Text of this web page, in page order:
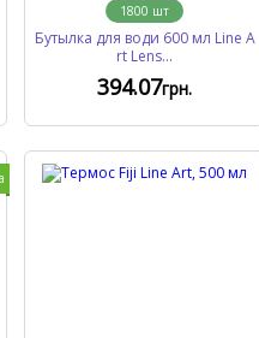
1800 шт
Бутылка для води 600 мл Line A
rt Lens...
394.07грн.